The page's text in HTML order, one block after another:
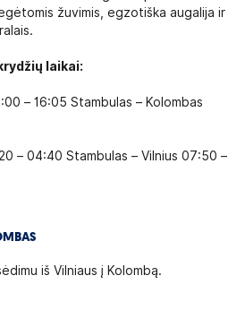
žuvimis, egzotiška augalija ir
laikai:
– 16:05 Stambulas – Kolombas
– 04:40 Stambulas – Vilnius 07:50 –
iš Vilniaus į Kolombą.